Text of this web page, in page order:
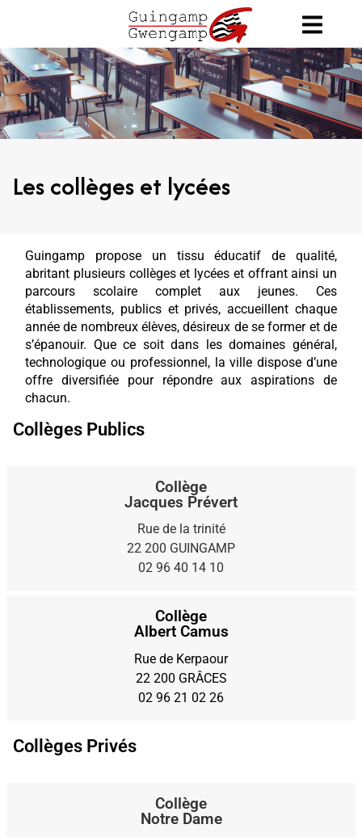
Les collèges et lycées
Guingamp propose un tissu éducatif de qualité,
abritant plusieurs collèges et lycées et offrant ainsi un
parcours scolaire complet aux jeunes. Ces
établissements, publics et privés, accueillent chaque
année de nombreux élèves, désireux de se former et de
s’épanouir. Que ce soit dans les domaines général,
technologique ou professionnel, la ville dispose d’une
offre diversifiée pour répondre aux aspirations de
chacun.
Collèges Publics
Collège
Jacques Prévert
Rue de la trinité
22 200 GUINGAMP
02 96 40 14 10
Collège
Albert Camus
Rue de Kerpaour
22 200 GRÂCES
02 96 21 02 26
Collèges Privés
Collège
Notre Dame